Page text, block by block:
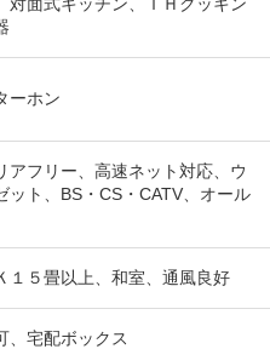
ーホン
アフリー、高速ネット対応、ウ
ット、BS・CS・CATV、オール
１５畳以上、和室、通風良好
、宅配ボックス